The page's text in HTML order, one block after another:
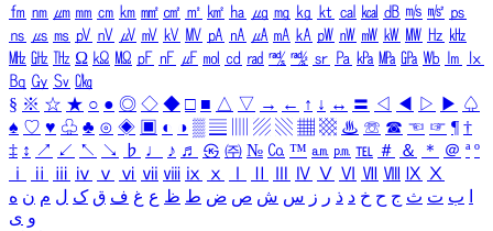
㎙ ㎚ ㎛ ㎜ ㎝ ㎞ ㎟ ㎠ ㎡ ㎢ ㏊ ㎍ ㎎ ㎏ ㏏ ㎈ ㎉ ㏈ ㎧ ㎨ ㎰
㎱ ㎲ ㎳ ㎴ ㎵ ㎶ ㎷ ㎸ ㎹ ㎀ ㎁ ㎂ ㎃ ㎄ ㎺ ㎻ ㎽ ㎾ ㎿ ㎐ ㎑
㎒ ㎓ ㎔ Ω ㏀ ㏁ ㎊ ㎋ ㎌ ㏖ ㏅ ㎭ ㎮ ㎯ ㏛ ㎩ ㎪ ㎫ ㎬ ㏝ ㏐
㏓
㏃ ㏉ ㏜ ㏆
§ ※ ☆ ★ ○ ● ◎ ◇ ◆ □ ■ △ ▽ → ← ↑ ↓ ↔ 〓 ◁ ◀ ▷ ▶ ♤
♠ ♡ ♥ ♧ ♣ ⊙ ◈ ▣ ◐ ◑ ▒ ▤ ▨ ▧ ▦ ▩ ♨ ☏ ☎ ☜ ☞ ¶ †
‡ ↕ ↗ ↙ ↖ ↘ ♭ ♩ ♪ ♬ ㉿ ㈜ № ㏇ ™ ㏂ ㏘ ℡ ＃ ＆ ＊ ＠ ª º
ⅰ
ⅱ ⅲ ⅳ ⅴ ⅵ ⅶ ⅷ ⅸ ⅹ Ⅳ Ⅴ Ⅵ Ⅶ Ⅷ Ⅸ Ⅹ
ب ت ث ج ح خ د ذ ر ز س ش ص ض ط ظ ع غ ف ق ک ل م ن ه
و ی